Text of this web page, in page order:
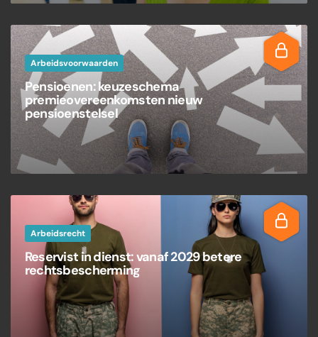
Arbeidsvoorwaarden
Pensioenen: keuzeschema
premieovereenkomsten nieuw
pensioenstelsel
Arbeidsrecht
Reservist in dienst: vanaf 2029 betere
rechtsbescherming